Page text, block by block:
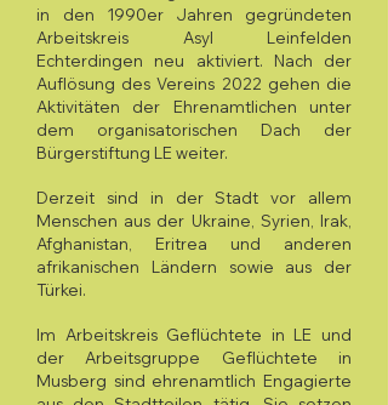
in den 1990er Jahren gegründeten
Arbeitskreis Asyl Leinfelden
Echterdingen neu aktiviert. Nach der
Auflösung des Vereins 2022 gehen die
Aktivitäten der Ehrenamtlichen unter
dem organisatorischen Dach der
Bürgerstiftung LE weiter.
Derzeit sind in der Stadt vor allem
Menschen aus der Ukraine, Syrien, Irak,
Afghanistan, Eritrea und anderen
afrikanischen Ländern sowie aus der
Türkei.
Im Arbeitskreis Geflüchtete in LE und
der Arbeitsgruppe Geflüchtete in
Musberg sind ehrenamtlich Engagierte